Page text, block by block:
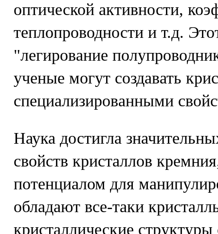
оптической активности,
теплопроводности и т.д.
"легирование
ученые могут создавать
специализированными
Наука достигла
свойств кристаллов
потенциалом для
обладают все-таки
кристаллические структуры